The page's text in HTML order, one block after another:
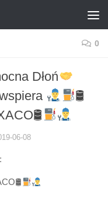
0
Dłoń
🛢
06-08